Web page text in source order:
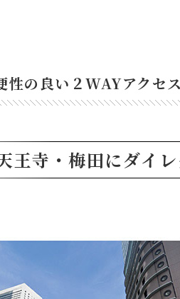
性の良い２WAYアクセ
王寺・梅田にダイ